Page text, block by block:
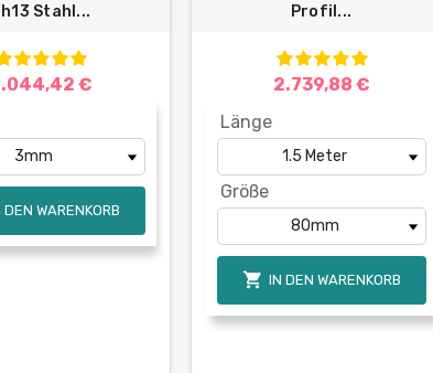
Stahl...
€
DEN WARENKORB
Profil...
2.739,88 €
Länge
Größe
 IN DEN WARENKORB